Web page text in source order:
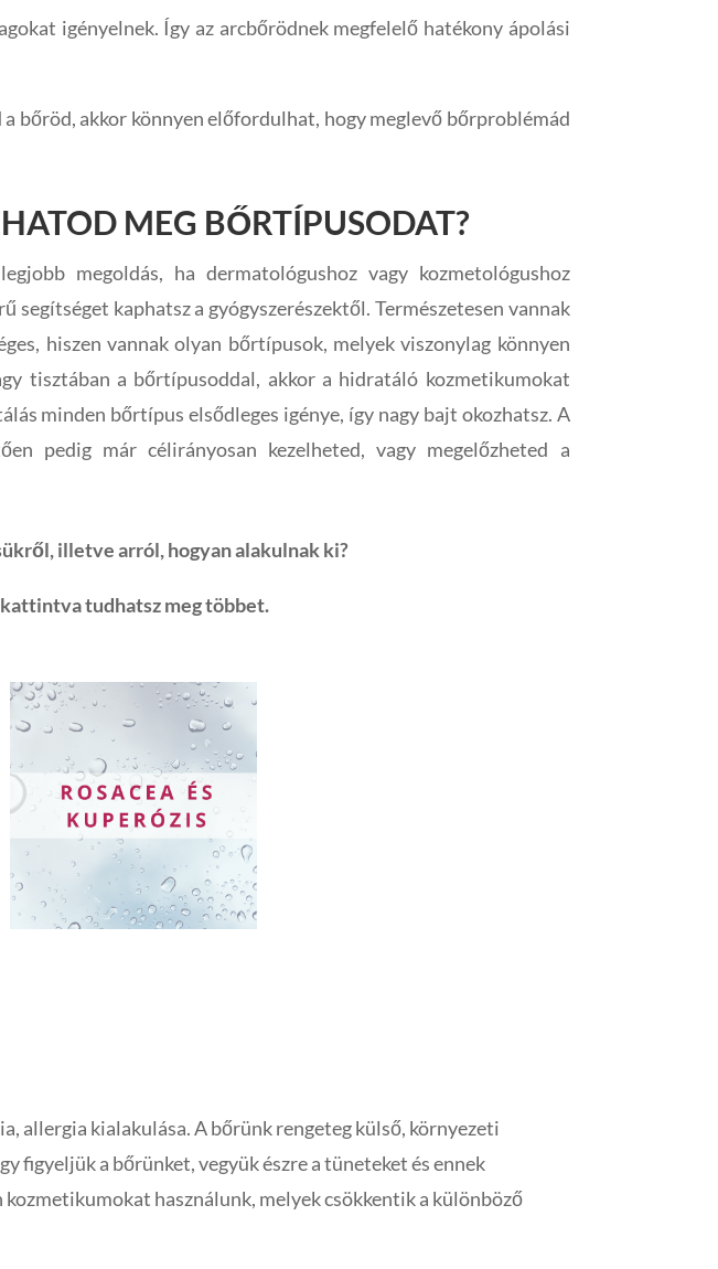
igényelnek. Így az arcbőrödnek megfelelő hatékony ápolási
bőröd, akkor könnyen előfordulhat, hogy meglevő bőrproblémád
MEG BŐRTÍPUSODAT?
megoldás, ha dermatológushoz vagy kozmetológushoz
segítséget kaphatsz a gyógyszerészektől. Természetesen vannak
hiszen vannak olyan bőrtípusok, melyek viszonylag könnyen
tisztában a bőrtípusoddal, akkor a hidratáló kozmetikumokat
minden bőrtípus elsődleges igénye, így nagy bajt okozhatsz. A
pedig már célirányosan kezelheted, vagy megelőzheted a
illetve arról, hogyan alakulnak ki?
tudhatsz meg többet.
allergia kialakulása. A bőrünk rengeteg külső, környezeti
figyeljük a bőrünket, vegyük észre a tüneteket és ennek
használunk, melyek csökkentik a különböző